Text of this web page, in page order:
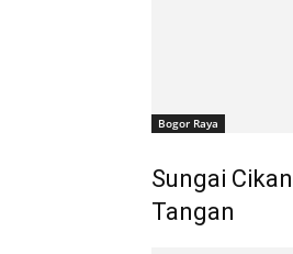
Bogor Raya
Sungai
Tangan